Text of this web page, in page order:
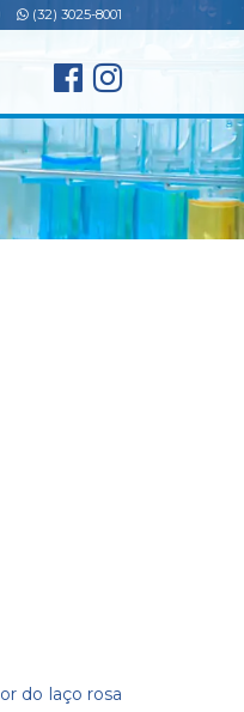
(32) 3025-8001
do laço rosa